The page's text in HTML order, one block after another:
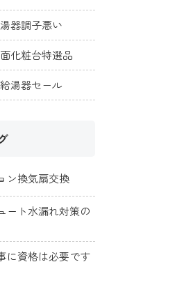
器調子悪い
化粧台特選品
湯器セール
ン換気扇交換
ート水漏れ対策の
に資格は必要です